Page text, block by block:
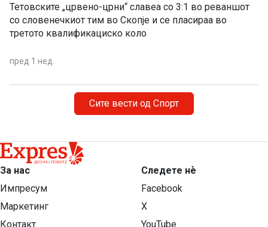
Тетовските „црвено-црни“ славеа со 3:1 во реваншот
со словенечкиот тим во Скопје и се пласираа во
третото квалификациско коло
пред 1 нед.
Сите вести од Спорт
За нас
Импресум
Маркетинг
Контакт
Следете нѐ
Facebook
X
YouTube